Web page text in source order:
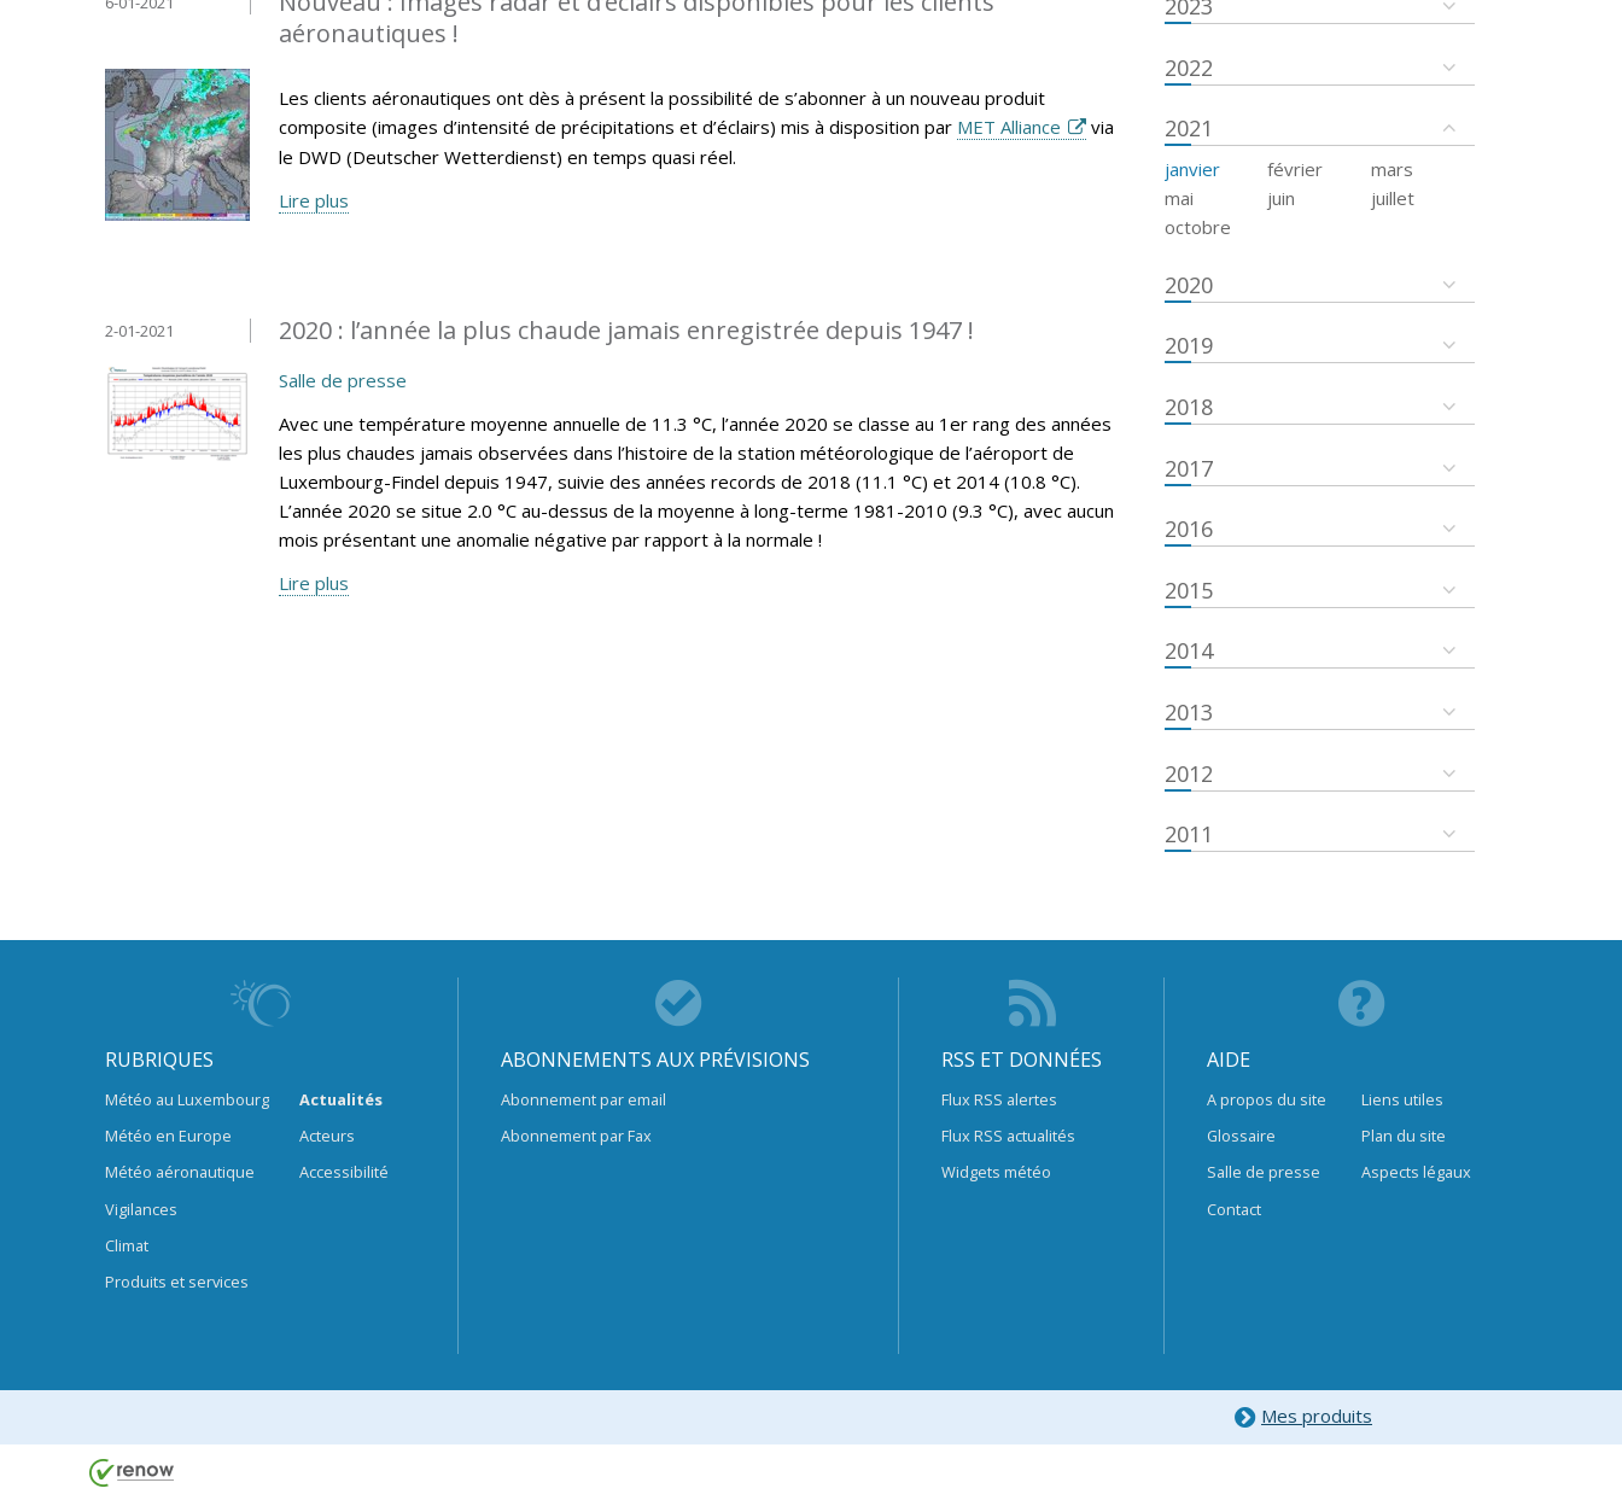
aéronautiques !
Les clients aéronautiques ont dès à présent la possibilité de s’abonner à un nouveau produit
composite (images d’intensité de précipitations et d’éclairs) mis à disposition par MET Alliance
via
le DWD (Deutscher Wetterdienst) en temps quasi réel.
Lire plus
2020 : l’année la plus chaude jamais enregistrée depuis 1947 !
2-01-2021
Salle de presse
Avec une température moyenne annuelle de 11.3 °C, l’année 2020 se classe au 1er rang des années
les plus chaudes jamais observées dans l’histoire de la station météorologique de l’aéroport de
Luxembourg-Findel depuis 1947, suivie des années records de 2018 (11.1 °C) et 2014 (10.8 °C).
L’année 2020 se situe 2.0 °C au-dessus de la moyenne à long-terme 1981-2010 (9.3 °C), avec aucun
mois présentant une anomalie négative par rapport à la normale !
Lire plus
2023
2022
2021
janvier février
mars
mai
juin
juillet
octobre
2020
2019
2018
2017
2016
2015
2014
2013
2012
2011
RUBRIQUES
Météo au Luxembourg
Météo en Europe
Météo aéronautique
Vigilances
Climat
Produits et services
Actualités
Acteurs
Accessibilité
ABONNEMENTS AUX PRÉVISIONS
Abonnement par email
Abonnement par Fax
RSS ET DONNÉES
Flux RSS alertes
Flux RSS actualités
Widgets météo
AIDE
A propos du site
Glossaire
Salle de presse
Contact
Liens utiles
Plan du site
Aspects légaux
Mes produits